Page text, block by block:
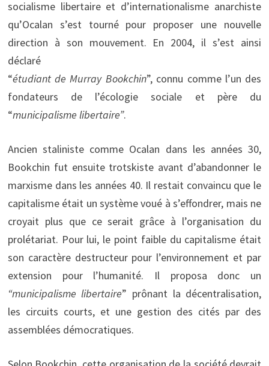
socialisme libertaire et d’internationalisme anarchiste
qu’Ocalan s’est tourné pour proposer une nouvelle
direction à son mouvement. En 2004, il s’est ainsi
déclaré
“étudiant de Murray Bookchin”, connu comme l’un des
fondateurs de l’écologie sociale et père du
“municipalisme libertaire”.
Ancien staliniste comme Ocalan dans les années 30,
Bookchin fut ensuite trotskiste avant d’abandonner le
marxisme dans les années 40. Il restait convaincu que le
capitalisme était un système voué à s’effondrer, mais ne
croyait plus que ce serait grâce à l’organisation du
prolétariat. Pour lui, le point faible du capitalisme était
son caractère destructeur pour l’environnement et par
extension pour l’humanité. Il proposa donc un
“municipalisme libertaire” prônant la décentralisation,
les circuits courts, et une gestion des cités par des
assemblées démocratiques.